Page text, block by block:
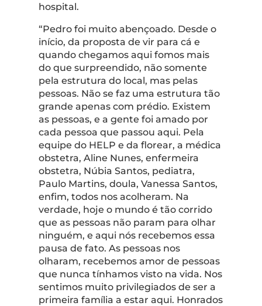
hospital.
“Pedro foi muito abençoado. Desde o
início, da proposta de vir para cá e
quando chegamos aqui fomos mais
do que surpreendido, não somente
pela estrutura do local, mas pelas
pessoas. Não se faz uma estrutura tão
grande apenas com prédio. Existem
as pessoas, e a gente foi amado por
cada pessoa que passou aqui. Pela
equipe do HELP e da florear, a médica
obstetra, Aline Nunes, enfermeira
obstetra, Núbia Santos, pediatra,
Paulo Martins, doula, Vanessa Santos,
enfim, todos nos acolheram. Na
verdade, hoje o mundo é tão corrido
que as pessoas não param para olhar
ninguém, e aqui nós recebemos essa
pausa de fato. As pessoas nos
olharam, recebemos amor de pessoas
que nunca tínhamos visto na vida. Nos
sentimos muito privilegiados de ser a
primeira família a estar aqui. Honrados